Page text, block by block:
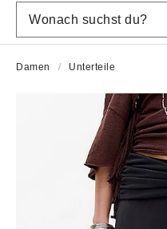
Damen Unterteile